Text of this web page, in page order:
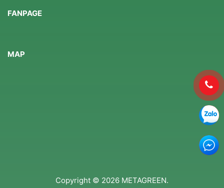
FANPAGE
MAP
Copyright © 2026 METAGREEN.